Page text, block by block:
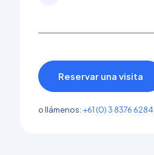
Reservar una visita
o llámenos: +61 (0) 3 8376 6284